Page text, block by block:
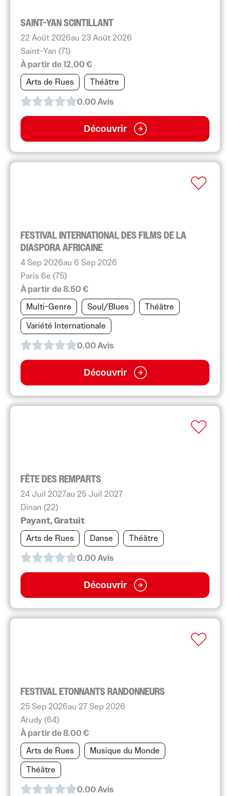
SAINT-YAN SCINTILLANT
22 Août 2026au 23 Août 2026
Saint-Yan (71)
À partir de 12.00 €
Arts de Rues
Théâtre
0.00Avis
Découvrir
FESTIVAL INTERNATIONAL DES FILMS DE LA
DIASPORA AFRICAINE
4 Sep 2026au 6 Sep 2026
Paris 6e (75)
À partir de 8.50 €
Multi-Genre
Soul/Blues
Théâtre
Variété Internationale
0.00Avis
Découvrir
FÊTE DES REMPARTS
24 Juil 2027au 25 Juil 2027
Dinan (22)
Payant, Gratuit
Arts de Rues
Danse
Théâtre
0.00Avis
Découvrir
FESTIVAL ETONNANTS RANDONNEURS
25 Sep 2026au 27 Sep 2026
Arudy (64)
À partir de 8.00 €
Arts de Rues
Musique du Monde
Théâtre
0.00Avis